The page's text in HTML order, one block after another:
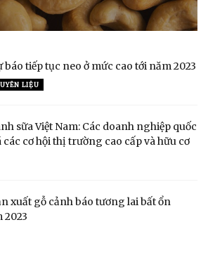
báo tiếp tục neo ở mức cao tới năm 2023
LIỆU
sữa Việt Nam: Các doanh nghiệp quốc
các cơ hội thị trường cao cấp và hữu cơ
xuất gỗ cảnh báo tương lai bất ổn